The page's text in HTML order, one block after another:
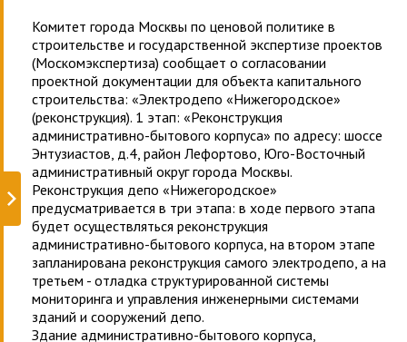
Комитет города Москвы по ценовой политике в
строительстве и государственной экспертизе проектов
(Москомэкспертиза) сообщает о согласовании
проектной документации для объекта капитального
строительства: «Электродепо «Нижегородское»
(реконструкция). 1 этап: «Реконструкция
административно-бытового корпуса» по адресу: шоссе
Энтузиастов, д.4, район Лефортово, Юго-Восточный
административный округ города Москвы.
Реконструкция депо «Нижегородское»
предусматривается в три этапа: в ходе первого этапа
будет осуществляться реконструкция
административно-бытового корпуса, на втором этапе
запланирована реконструкция самого электродепо, а на
третьем - отладка структурированной системы
мониторинга и управления инженерными системами
зданий и сооружений депо.
Здание административно-бытового корпуса,